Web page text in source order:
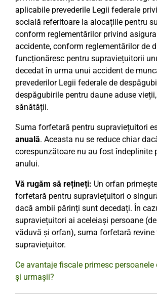
aplicabile prevederile Legii federale
socială referitoare la alocațiile pentru
conform reglementărilor privind
accidente, conform reglementărilor de
funcționăresc pentru supraviețuitorii
decedat în urma unui accident de
prevederilor Legii federale de
despăgubirile pentru daune aduse
sănătății.
Suma forfetară pentru supraviețuitori
anuală. Aceasta nu se reduce chiar
corespunzătoare nu au fost îndeplinite
anului.
Vă rugăm să rețineți: Un orfan
forfetară pentru supraviețuitori o
dacă ambii părinți sunt decedați. În
supraviețuitori ai aceleiași persoane
văduvă și orfan), suma forfetară revine
supraviețuitor.
Ce avantaje fiscale primesc
și urmașii?